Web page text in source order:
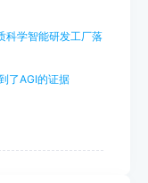
科学智能研发工厂落
了AGI的证据